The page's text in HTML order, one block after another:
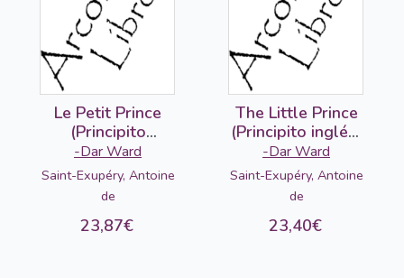
Le Petit Prince
(Principito
francés-árabe)
-Dar Ward
Saint-Exupéry, Antoine
de
23,87€
The Little Prince
(Principito inglés-
árabe)
-Dar Ward
Saint-Exupéry, Antoine
de
23,40€